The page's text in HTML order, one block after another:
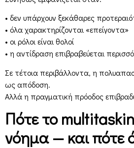
• δεν υπάρχουν ξεκάθαρες
• όλα χαρακτηρίζονται «επείγοντα»
• οι ρόλοι είναι θολοί
• η αντίδραση επιβραβεύεται
Σε τέτοια περιβάλλοντα, η
ως απόδοση.
Αλλά η πραγματική πρόοδος
Πότε το
νόημα — και πότε